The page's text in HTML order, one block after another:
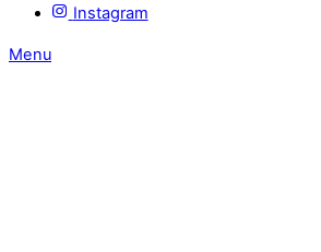
Instagram
Menu